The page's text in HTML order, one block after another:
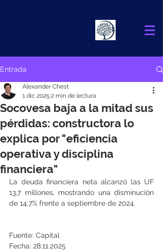
Entrada
Socovesa baja a la mitad sus
pérdidas: constructora lo
explica por "eficiencia
operativa y disciplina
financiera"
Alexander Chest
1 dic 2025 2 min de lectura
La deuda financiera neta alcanzó las UF
13,7 millones, mostrando una disminución
de 14,7% frente a septiembre de 2024.
Fuente: Capital
Fecha: 28.11.2025